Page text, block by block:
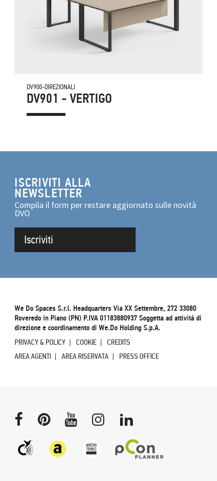
DV900-DIREZIONALI
DV901 - VERTIGO
ISCRIVITI ALLA
NEWSLETTER
Compila il form per restare aggiornato sulle novità
DVO
Iscriviti
We Do Spaces S.r.l. Headquarters Via XX Settembre, 272 33080
Roveredo in Piano (PN) P.IVA 01183880937 Soggetta ad attività di
direzione e coordinamento di We.Do Holding S.p.A.
PRIVACY & POLICY COOKIE
CREDITS
AREA AGENTI
AREA RISERVATA PRESS OFFICE